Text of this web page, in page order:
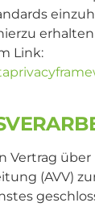
Link:
Vertrag über
(AVV)